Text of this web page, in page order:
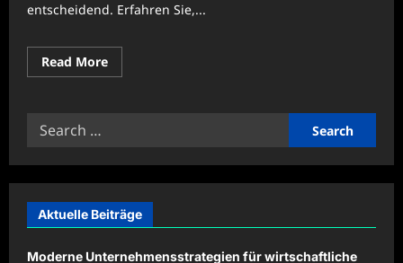
entscheidend. Erfahren Sie,...
Read MoreRead
more
organisieren
Search
Aktuelle Beiträge
Moderne Unternehmensstrategien für wirtschaftliche